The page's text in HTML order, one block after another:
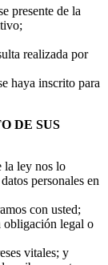
presente de la
realizada por
haya inscrito para
DE SUS
la ley nos lo
personales en
con usted;
obligación legal o
vitales; y